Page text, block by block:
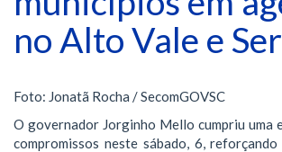
no Alto Vale e
Foto: Jonatã Rocha / SecomGOVSC
​O governador Jorginho Mello cumpriu uma
compromissos neste sábado, 6,